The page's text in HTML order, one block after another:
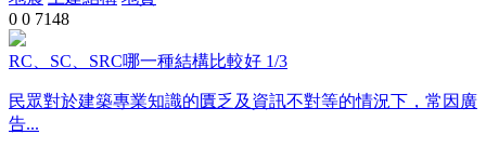
0 0 7148
RC、SC、SRC哪一種結構比較好 1/3
民眾對於建築專業知識的匱乏及資訊不對等的情況下，常因廣
告...